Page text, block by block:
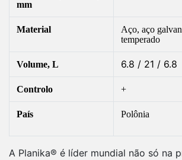
mm
Material
Aço, aço
temperado
Volume, L 6.8 / 21 / 6.8
Controlo +
País Polônia
A Planika® é líder mundial não só na